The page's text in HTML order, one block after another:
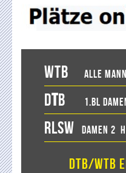
WTB Alle
DTB 1.BL
RLSW Damen 2
DTB/WTB